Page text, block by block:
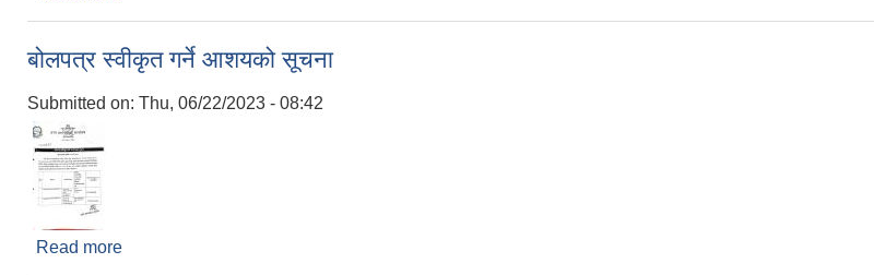
बोलपत्र स्वीकृत गर्ने आशयको सूचना
Submitted on: Thu, 06/22/2023 - 08:42
Read more